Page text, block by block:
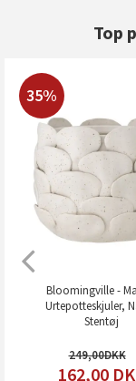
Top
35%
Bloomingville -
Urtepotteskjuler,
Stentøj
249,00
162,00